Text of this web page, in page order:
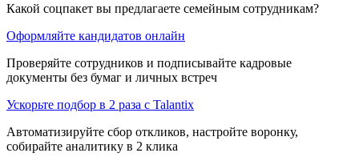
Какой соцпакет вы предлагаете семейным сотрудникам?
Оформляйте кандидатов онлайн
Проверяйте сотрудников и подписывайте кадровые
документы без бумаг и личных встреч
Ускорьте подбор в 2 раза с Talantix
Автоматизируйте сбор откликов, настройте воронку,
собирайте аналитику в 2 клика